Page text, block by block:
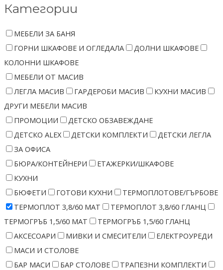
Категории
МЕБЕЛИ ЗА БАНЯ
ГОРНИ ШКАФОВЕ И ОГЛЕДАЛА
ДОЛНИ ШКАФОВЕ
КОЛОННИ ШКАФОВЕ
МЕБЕЛИ ОТ МАСИВ
ЛЕГЛА МАСИВ
ГАРДЕРОБИ МАСИВ
КУХНИ МАСИВ
ДРУГИ МЕБЕЛИ МАСИВ
ПРОМОЦИИ
ДЕТСКО ОБЗАВЕЖДАНЕ
ДЕТСКО ALEX
ДЕТСКИ КОМПЛЕКТИ
ДЕТСКИ ЛЕГЛА
ЗА ОФИСА
БЮРА/КОНТЕЙНЕРИ
ЕТАЖЕРКИ/ШКАФОВЕ
КУХНИ
БЮФЕТИ
ГОТОВИ КУХНИ
ТЕРМОПЛОТОВЕ/ГЪРБОВЕ
ТЕРМОПЛОТ 3,8/60 МАТ
ТЕРМОПЛОТ 3,8/60 ГЛАНЦ
ТЕРМОГРЪБ 1,5/60 МАТ
ТЕРМОГРЪБ 1,5/60 ГЛАНЦ
АКСЕСОАРИ
МИВКИ И СМЕСИТЕЛИ
ЕЛЕКТРОУРЕДИ
МАСИ И СТОЛОВЕ
БАР МАСИ
БАР СТОЛОВЕ
ТРАПЕЗНИ КОМПЛЕКТИ